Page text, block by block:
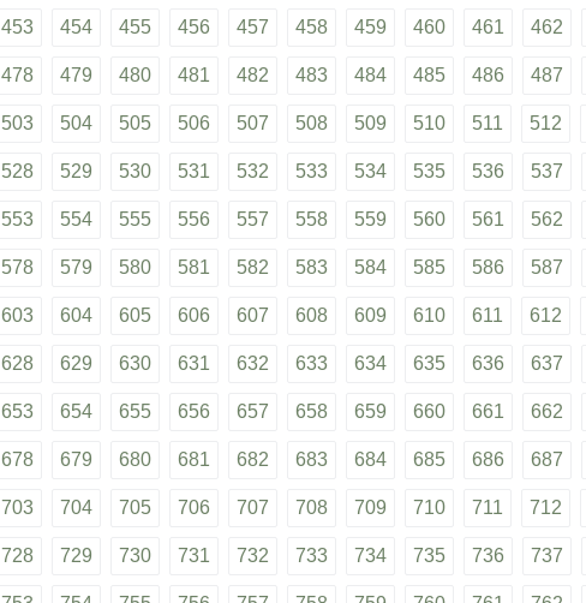
453 454 455 456 457 458 459 460 461 462
478 479 480 481 482 483 484 485 486 487
503 504 505 506 507 508 509 510 511 512
528 529 530 531 532 533 534 535 536 537
553 554 555 556 557 558 559 560 561 562
578 579 580 581 582 583 584 585 586 587
603 604 605 606 607 608 609 610 611 612
628 629 630 631 632 633 634 635 636 637
653 654 655 656 657 658 659 660 661 662
678 679 680 681 682 683 684 685 686 687
703 704 705 706 707 708 709 710 711 712
728 729 730 731 732 733 734 735 736 737